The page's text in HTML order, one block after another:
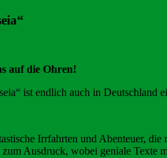
auf die Ohren!
ist endlich auch in Deutschland
Irrfahrten und Abenteuer,
Ausdruck, wobei geniale Texte